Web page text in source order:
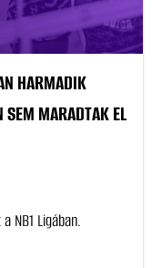
HARMADIK
MARADTAK EL
NB1 Ligában.